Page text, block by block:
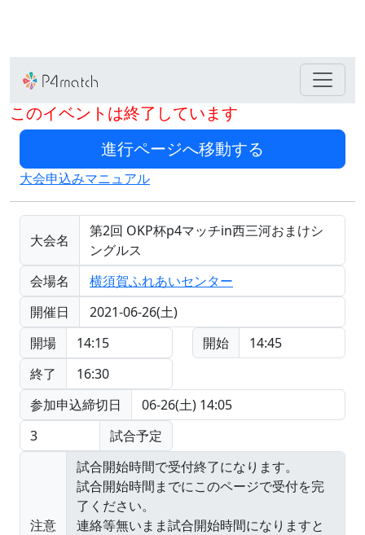
このイベントは終了しています
大会申込みマニュアル
大会名
第2回 OKP杯p4マッチin西三河おまけシ
ングルス
会場名
横須賀ふれあいセンター
開催日
2021-06-26(土)
開場
14:15 開始
14:45
終了
16:30
参加申込締切日
06-26(土) 14:05
3
試合予定
注意